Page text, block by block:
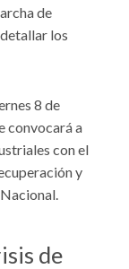
de
los
8 de
convocará a
con el
y
de